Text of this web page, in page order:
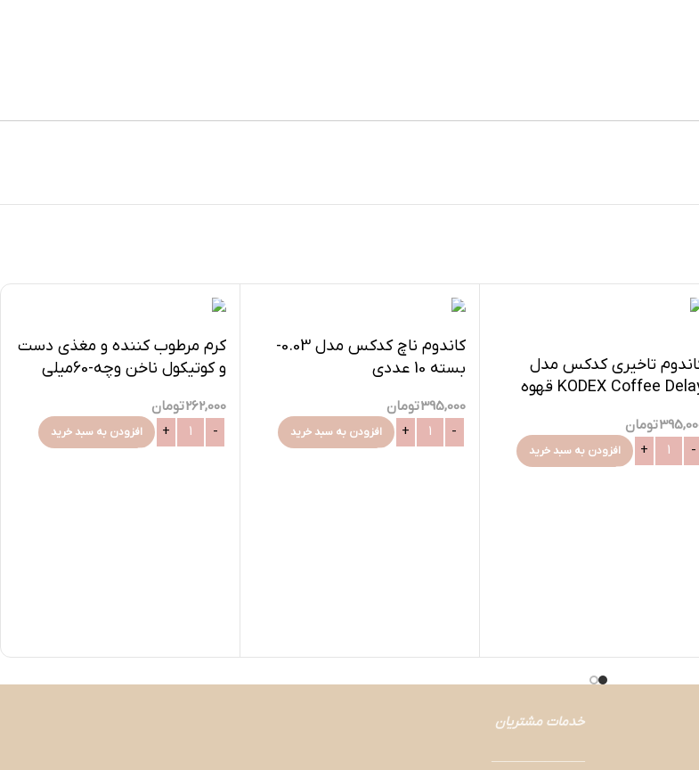
تاخیری کدکس مدل
KODEX Coffee Delay قهوه
تومان
افزودن به سبد خرید
کاندوم ناچ کدکس مدل 0.03-
بسته 10 عددی
395,000تومان
افزودن به سبد خرید
کرم مرطوب کننده و مغذی دست
و کوتیکول ناخن وچه-60میلی
262,000تومان
افزودن به سبد خرید
خدمات مشتریان
———————